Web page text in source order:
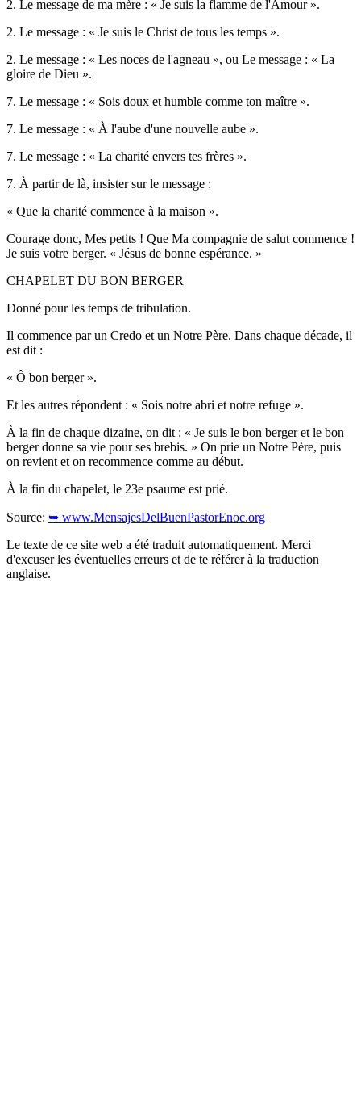
2. Le message de ma mère : « Je suis la flamme de l'Amour ».
2. Le message : « Je suis le Christ de tous les temps ».
2. Le message : « Les noces de l'agneau », ou Le message : « La
gloire de Dieu ».
7. Le message : « Sois doux et humble comme ton maître ».
7. Le message : « À l'aube d'une nouvelle aube ».
7. Le message : « La charité envers tes frères ».
7. À partir de là, insister sur le message :
« Que la charité commence à la maison ».
Courage donc, Mes petits ! Que Ma compagnie de salut commence !
Je suis votre berger. « Jésus de bonne espérance. »
CHAPELET DU BON BERGER
Donné pour les temps de tribulation.
Il commence par un Credo et un Notre Père. Dans chaque décade, il
est dit :
« Ô bon berger ».
Et les autres répondent : « Sois notre abri et notre refuge ».
À la fin de chaque dizaine, on dit : « Je suis le bon berger et le bon
berger donne sa vie pour ses brebis. » On prie un Notre Père, puis
on revient et on recommence comme au début.
À la fin du chapelet, le 23e psaume est prié.
Source: ➥ www.MensajesDelBuenPastorEnoc.org
Le texte de ce site web a été traduit automatiquement. Merci
d'excuser les éventuelles erreurs et de te référer à la traduction
anglaise.